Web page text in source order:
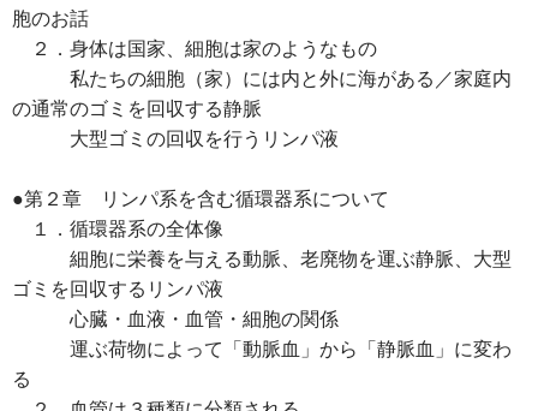
胞のお話
２．身体は国家、細胞は家のようなもの
私たちの細胞（家）には内と外に海がある／家庭内
の通常のゴミを回収する静脈
大型ゴミの回収を行うリンパ液
●第２章 リンパ系を含む循環器系について
１．循環器系の全体像
細胞に栄養を与える動脈、老廃物を運ぶ静脈、大型
ゴミを回収するリンパ液
心臓・血液・血管・細胞の関係
運ぶ荷物によって「動脈血」から「静脈血」に変わ
る